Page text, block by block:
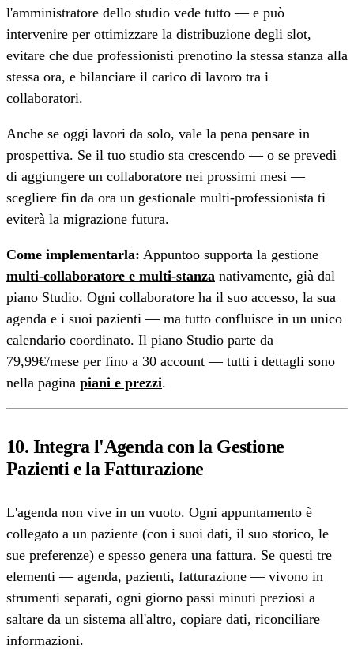
l'amministratore dello studio vede tutto — e può
intervenire per ottimizzare la distribuzione degli slot,
evitare che due professionisti prenotino la stessa stanza alla
stessa ora, e bilanciare il carico di lavoro tra i
collaboratori.
Anche se oggi lavori da solo, vale la pena pensare in
prospettiva. Se il tuo studio sta crescendo — o se prevedi
di aggiungere un collaboratore nei prossimi mesi —
scegliere fin da ora un gestionale multi-professionista ti
eviterà la migrazione futura.
Come implementarla: Appuntoo supporta la gestione
multi-collaboratore e multi-stanza nativamente, già dal
piano Studio. Ogni collaboratore ha il suo accesso, la sua
agenda e i suoi pazienti — ma tutto confluisce in un unico
calendario coordinato. Il piano Studio parte da
79,99€/mese per fino a 30 account — tutti i dettagli sono
nella pagina piani e prezzi.
10. Integra l'Agenda con la Gestione
Pazienti e la Fatturazione
L'agenda non vive in un vuoto. Ogni appuntamento è
collegato a un paziente (con i suoi dati, il suo storico, le
sue preferenze) e spesso genera una fattura. Se questi tre
elementi — agenda, pazienti, fatturazione — vivono in
strumenti separati, ogni giorno passi minuti preziosi a
saltare da un sistema all'altro, copiare dati, riconciliare
informazioni.